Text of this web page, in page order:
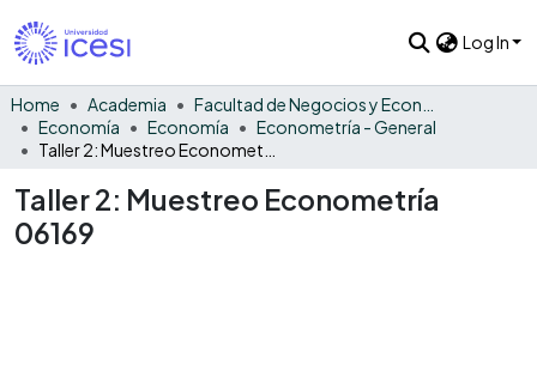
Log In
Home Academia
Economía
Economía
Econometría - General
Taller 2: Muestreo Econometría
06169